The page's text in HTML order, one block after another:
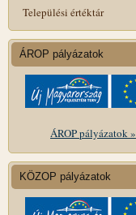
Települési értéktár
ÁROP pályázatok
ÁROP pályázatok »
KÖZOP pályázatok